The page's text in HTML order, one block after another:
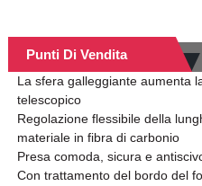
Punti Di Vendita
La sfera galleggiante aumenta
telescopico
Regolazione flessibile della
materiale in fibra di carbonio
Presa comoda, sicura e
Con trattamento del bordo del